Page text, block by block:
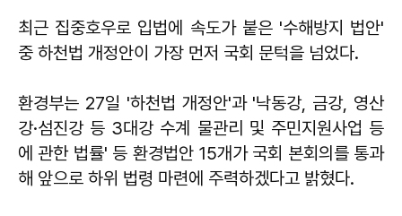
최근 집중호우로 입법에 속도가 붙은 '수해방지 법안'
중 하천법 개정안이 가장 먼저 국회 문턱을 넘었다.
환경부는 27일 '하천법 개정안'과 '낙동강, 금강, 영산
강·섬진강 등 3대강 수계 물관리 및 주민지원사업 등
에 관한 법률' 등 환경법안 15개가 국회 본회의를 통과
해 앞으로 하위 법령 마련에 주력하겠다고 밝혔다.